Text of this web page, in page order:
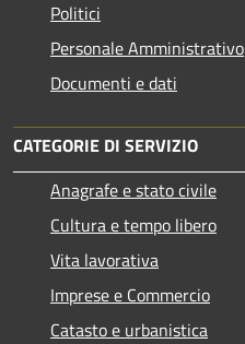
Politici
Personale Amministrativo
Documenti e dati
CATEGORIE DI SERVIZIO
Anagrafe e stato civile
Cultura e tempo libero
Vita lavorativa
Imprese e Commercio
Catasto e urbanistica